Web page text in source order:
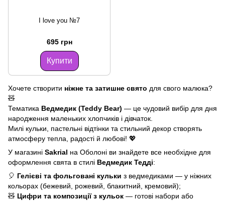
I love you №7
695 грн
Купити
Хочете створити ніжне та затишне свято для свого малюка?
🧸
Тематика Ведмедик (Teddy Bear) — це чудовий вибір для дня
народження маленьких хлопчиків і дівчаток.
Милі кульки, пастельні відтінки та стильний декор створять
атмосферу тепла, радості й любові! 💖
У магазині Sakrial на Оболоні ви знайдете все необхідне для
оформлення свята в стилі Ведмедик Тедді:
🎈 Гелієві та фольговані кульки з ведмедиками — у ніжних
кольорах (бежевий, рожевий, блакитний, кремовий);
🧸 Цифри та композиції з кульок — готові набори або